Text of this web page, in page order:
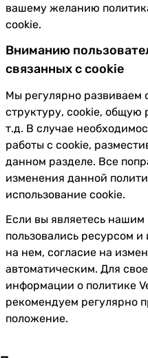
вашему желанию
cookie.
Вниманию
связанных с cookie
Мы регулярно развиваем
структуру, cookie, общую
т.д. В случае
работы с cookie,
данном разделе. Все
изменения данной
использование cookie.
Если вы являетесь
пользовались ресурсом
на нем, согласие на
автоматическим. Для
информации о политике
рекомендуем регулярно
положение.